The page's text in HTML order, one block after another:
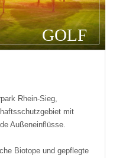
GOLF
Rhein-Sieg,
mit
Außeneinflüsse.
Biotope und gepflegte